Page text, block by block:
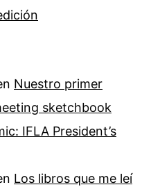
Nuestro primer
sketchbook
IFLA President’s
Los libros que me leí